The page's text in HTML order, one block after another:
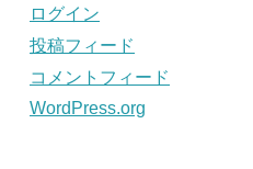
ログイン
投稿フィード
コメントフィード
WordPress.org